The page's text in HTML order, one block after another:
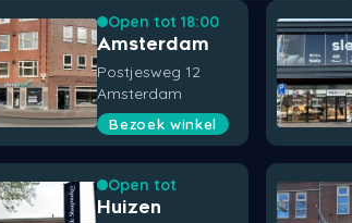
Open tot 18:00
Amsterdam
Postjesweg 12
Amsterdam
Bezoek winkel
Open tot
Huizen